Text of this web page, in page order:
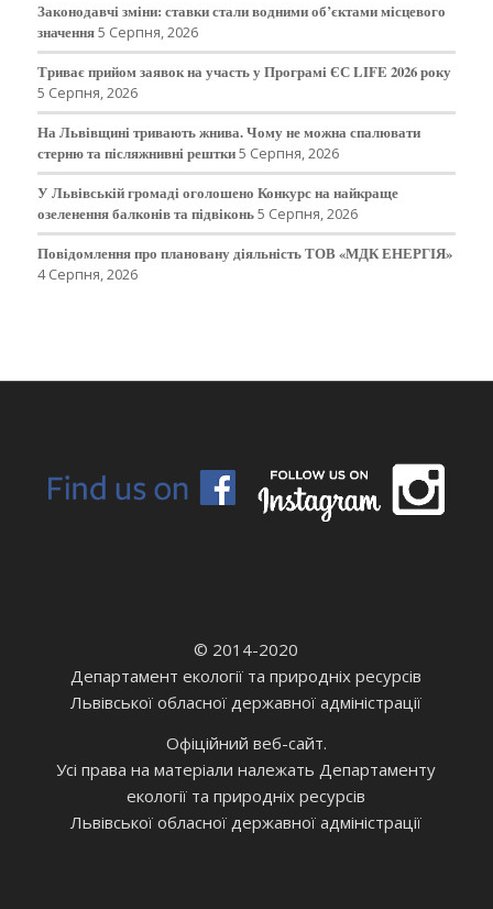
Законодавчі зміни: ставки стали водними об’єктами місцевого
значення5 Серпня, 2026
Триває прийом заявок на участь у Програмі ЄС LIFE 2026 року
5 Серпня, 2026
На Львівщині тривають жнива. Чому не можна спалювати
стерню та післяжнивні рештки5 Серпня, 2026
У Львівській громаді оголошено Конкурс на найкраще
озеленення балконів та підвіконь5 Серпня, 2026
Повідомлення про плановану діяльність ТОВ «МДК ЕНЕРГІЯ»
4 Серпня, 2026
© 2014-2020
Департамент екології та природніх ресурсів
Львівської обласної державної адміністрації
Офіційний веб-сайт.
Усі права на матеріали належать Департаменту
екології та природніх ресурсів
Львівської обласної державної адміністрації